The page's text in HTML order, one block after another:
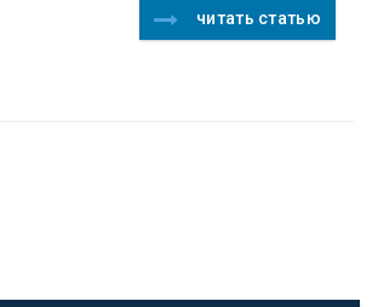
читать статью